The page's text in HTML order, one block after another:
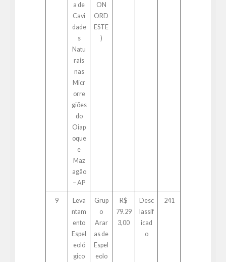
a de
Cavi
dade
s
Natu
rais
nas
Micr
orre
giões
do
Oiap
oque
e
Maz
agão
– AP
ON
ORD
ESTE
)
9
Leva
ntam
ento
Espel
eoló
gico
Grup
o
Arar
as de
Espel
eolo
R$
79.29
3,00
Desc
lassif
icad
o
241